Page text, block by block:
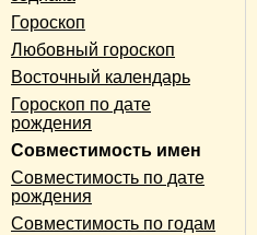
Гороскоп
Любовный гороскоп
Восточный календарь
Гороскоп по дате
рождения
Совместимость имен
Совместимость по дате
рождения
Совместимость по годам